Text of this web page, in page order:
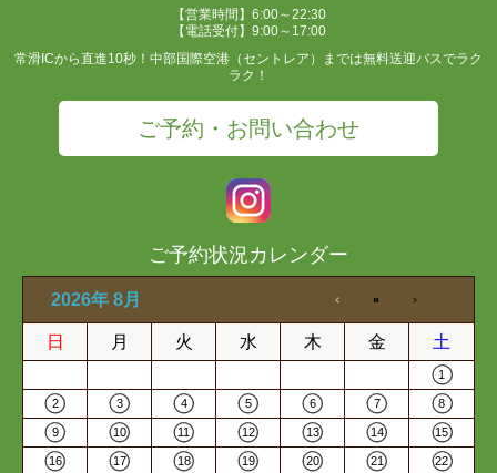
【営業時間】6:00～22:30
【電話受付】9:00～17:00
常滑ICから直進10秒！中部国際空港（セントレア）までは無料送迎バスでラク
ラク！
ご予約・お問い合わせ
ご予約状況カレンダー
2026年 8月
日 月 火 水 木 金 土
1
2 3 4 5 6 7 8
9 10 11 12 13 14 15
16 17 18 19 20 21 22